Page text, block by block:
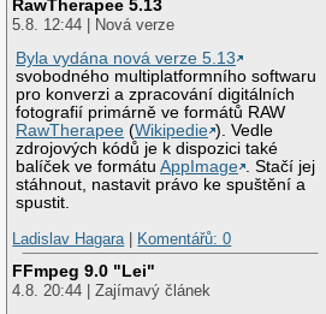
RawTherapee 5.13
5.8. 12:44 | Nová verze
Byla vydána nová verze 5.13
svobodného multiplatformního softwaru
pro konverzi a zpracování digitálních
fotografií primárně ve formátů RAW
RawTherapee (Wikipedie ). Vedle
zdrojových kódů je k dispozici také
balíček ve formátuAppImage . Stačí jej
stáhnout, nastavit právo ke spuštění a
spustit.
Ladislav Hagara| Komentářů: 0
FFmpeg 9.0 "Lei"
4.8. 20:44 | Zajímavý článek